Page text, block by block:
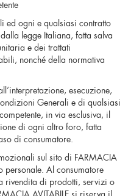
ed ogni e qualsiasi contratto
legge Italiana, fatta salva
e dei trattati
nonché della normativa
esecuzione,
Generali e di qualsiasi
in via esclusiva, il
di ogni altro foro, fatta
di consumatore.
sul sito di FARMACIA
personale. Al consumatore
rivendita di prodotti, servizi o
AVITABILE si riserva il